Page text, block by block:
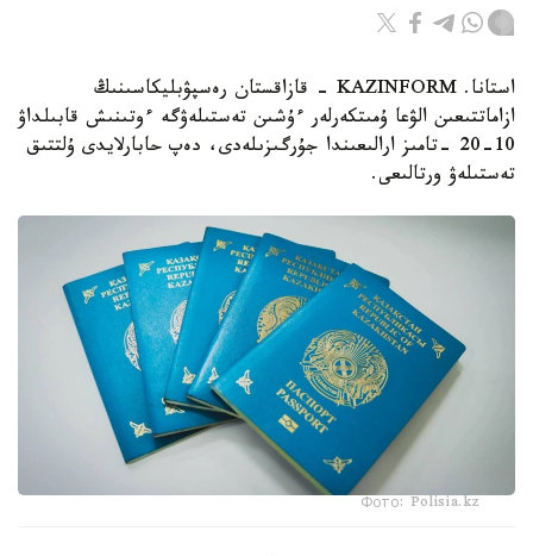
استانا. KAZINFORM - قازاقستان رەسپۋبليكاسىنىڭ
ازاماتتىعىن الۋعا ۇمىتكەرلەر ءۇشىن تەستىلەۋگە ءوتىنىش قابىلداۋ
10-20 -تامىز ارالىعىندا جۇرگىزىلەدى، دەپ حابارلايدى ۇلتتىق
تەستىلەۋ ورتالىعى.
Фото: Polisia.kz